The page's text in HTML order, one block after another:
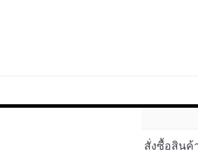
สั่งซื้อสินค้